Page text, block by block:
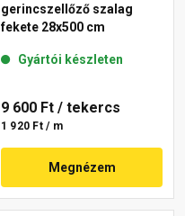
gerincszellőző szalag
fekete 28x500 cm
Gyártói készleten
9 600 Ft / tekercs
1 920 Ft / m
Megnézem